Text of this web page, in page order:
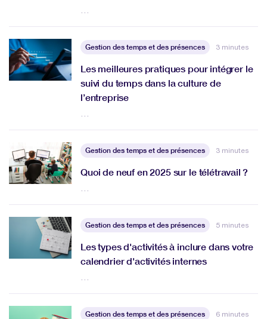
Gestion des temps et des présences 3 minutes
Les meilleures pratiques pour intégrer le
suivi du temps dans la culture de
l’entreprise
Gestion des temps et des présences 3 minutes
Quoi de neuf en 2025 sur le télétravail ?
Gestion des temps et des présences 5 minutes
Les types d'activités à inclure dans votre
calendrier d'activités internes
Gestion des temps et des présences 6 minutes